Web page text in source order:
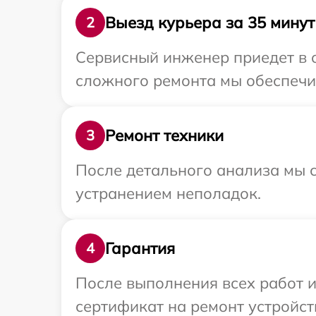
2
Выезд курьера за 35 минут
Сервисный инженер приедет в
сложного ремонта мы
3
Ремонт техники
После детального анализа мы
устранением неполадок.
4
Гарантия
После выполнения всех
сертификат на ремонт